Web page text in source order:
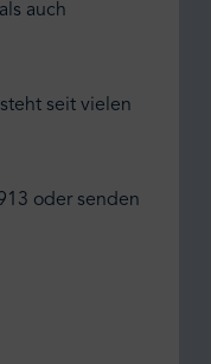
auch
seit vielen
oder senden